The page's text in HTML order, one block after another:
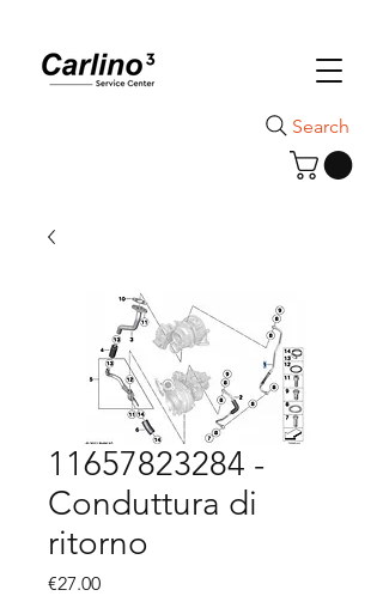
Search
11657823284 -
Conduttura di
ritorno
€27.00Price